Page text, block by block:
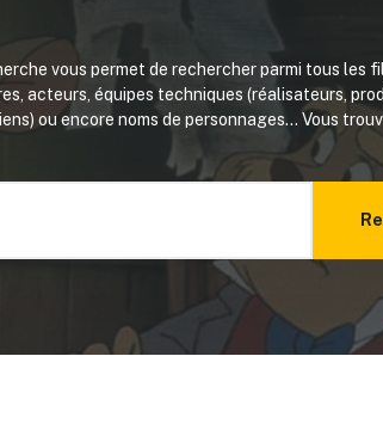
vous permet de rechercher parmi tous les
acteurs, équipes techniques (réalisateurs,
ou encore noms de personnages... Vous